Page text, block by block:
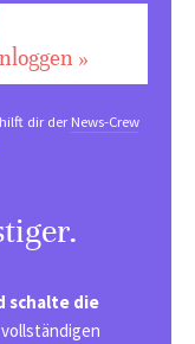
»
dir derNews-Crew
schalte die